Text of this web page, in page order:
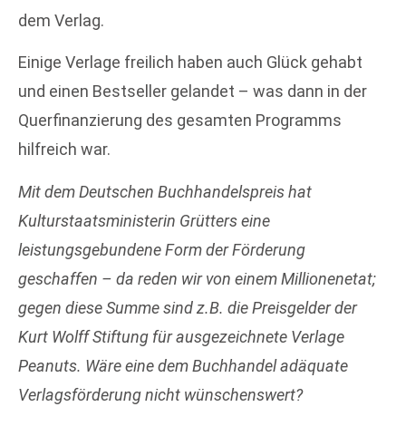
dem Verlag.
Einige Verlage freilich haben auch Glück gehabt
und einen Bestseller gelandet – was dann in der
Querfinanzierung des gesamten Programms
hilfreich war.
Mit dem Deutschen Buchhandelspreis hat
Kulturstaatsministerin Grütters eine
leistungsgebundene Form der Förderung
geschaffen – da reden wir von einem Millionenetat;
gegen diese Summe sind z.B. die Preisgelder der
Kurt Wolff Stiftung für ausgezeichnete Verlage
Peanuts. Wäre eine dem Buchhandel adäquate
Verlagsförderung nicht wünschenswert?